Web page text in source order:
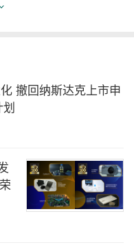
分享了增强现实领域
为中国企业的必然
如何抓住创新优
成为制造业隐形冠
在峰会中表示，随着
撤回纳斯达克上市申